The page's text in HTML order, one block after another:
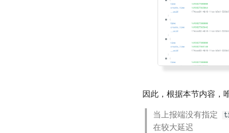
因此，根据本节内容，
当上报端没有指定
在较大延迟